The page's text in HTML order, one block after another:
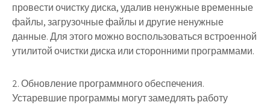
провести очистку диска, удалив ненужные временные
файлы, загрузочные файлы и другие ненужные
данные. Для этого можно воспользоваться встроенной
утилитой очистки диска или сторонними программами.
2. Обновление программного обеспечения.
Устаревшие программы могут замедлять работу